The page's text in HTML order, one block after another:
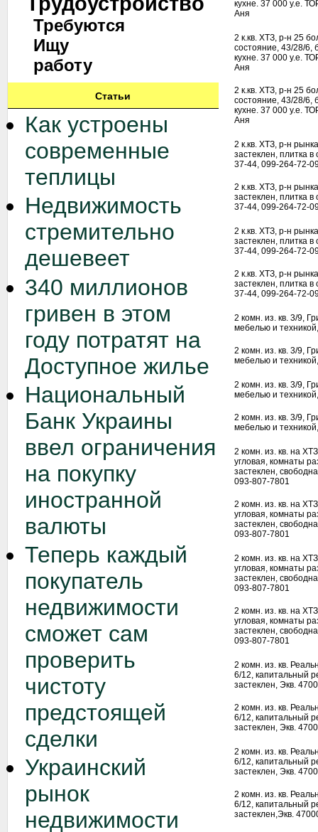
Требуются
Ищу
работу
Статьи
Как устроены
современные
теплицы
Недвижимость
стремительно
дешевеет
340 миллионов
гривен в этом
году потратят на
Доступное жилье
Национальный
Банк Украины
ввел ограничения
на покупку
иностранной
валюты
Теперь каждый
покупатель
недвижимости
сможет сам
проверить
чистоту
предстоящей
сделки
Украинский
рынок
недвижимости
кухне. 37 000 у.е.
Аня
2 к.кв. ХТЗ, р-н 25
состояние, 43/28/6,
кухне. 37 000 у.е.
Аня
2 к.кв. ХТЗ, р-н 25
состояние, 43/28/6,
кухне. 37 000 у.е.
Аня
2 к.кв. ХТЗ, р-н
застеклен, плитка
37-44, 099-264-72-
2 к.кв. ХТЗ, р-н
застеклен, плитка
37-44, 099-264-72-
2 к.кв. ХТЗ, р-н
застеклен, плитка
37-44, 099-264-72-
2 к.кв. ХТЗ, р-н
застеклен, плитка
37-44, 099-264-72-
2 комн. из. кв. 3/9,
мебелью и
2 комн. из. кв. 3/9,
мебелью и
2 комн. из. кв. 3/9,
мебелью и
2 комн. из. кв. 3/9,
мебелью и
2 комн. из. кв. на
угловая, комнаты
застеклен,
093-807-7801
2 комн. из. кв. на
угловая, комнаты
застеклен,
093-807-7801
2 комн. из. кв. на
угловая, комнаты
застеклен,
093-807-7801
2 комн. из. кв. на
угловая, комнаты
застеклен,
093-807-7801
2 комн. из. кв.
6/12, капитальный
застеклен, Экв.
2 комн. из. кв.
6/12, капитальный
застеклен, Экв.
2 комн. из. кв.
6/12, капитальный
застеклен, Экв.
2 комн. из. кв.
6/12, капитальный
застеклен,Экв.